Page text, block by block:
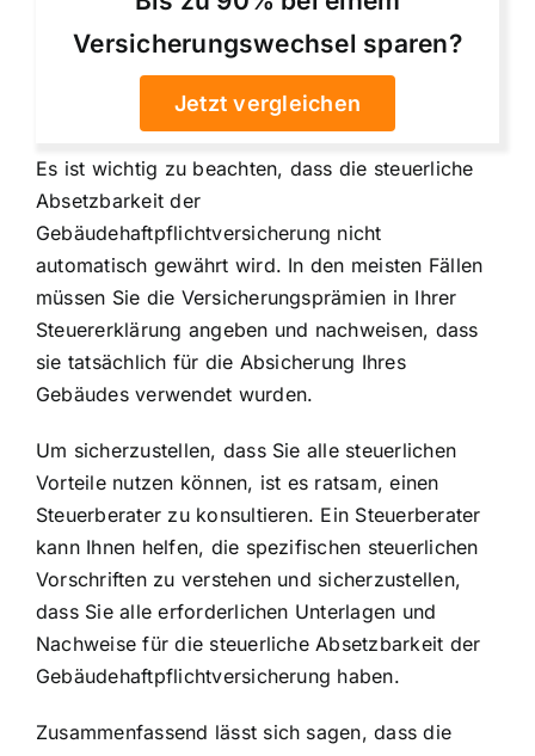
Versicherungswechsel sparen?
Jetzt vergleichen
Es ist wichtig zu beachten, dass die steuerliche
Absetzbarkeit der
Gebäudehaftpflichtversicherung nicht
automatisch gewährt wird. In den meisten Fällen
müssen Sie die Versicherungsprämien in Ihrer
Steuererklärung angeben und nachweisen, dass
sie tatsächlich für die Absicherung Ihres
Gebäudes verwendet wurden.
Um sicherzustellen, dass Sie alle steuerlichen
Vorteile nutzen können, ist es ratsam, einen
Steuerberater zu konsultieren. Ein Steuerberater
kann Ihnen helfen, die spezifischen steuerlichen
Vorschriften zu verstehen und sicherzustellen,
dass Sie alle erforderlichen Unterlagen und
Nachweise für die steuerliche Absetzbarkeit der
Gebäudehaftpflichtversicherung haben.
Zusammenfassend lässt sich sagen, dass die